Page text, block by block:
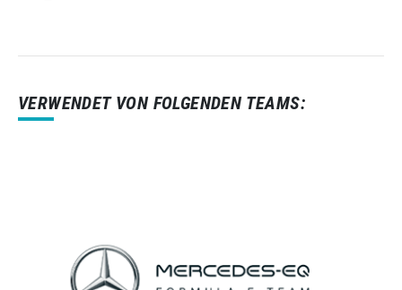
VERWENDET VON FOLGENDEN TEAMS: